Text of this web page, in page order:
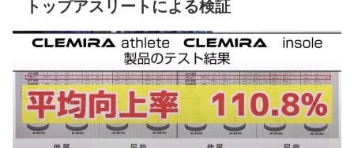
トップアスリートによる検証